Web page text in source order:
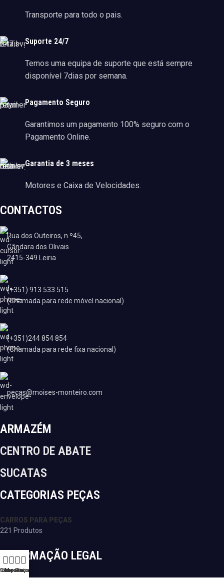
Transporte para todo o pais.
Suporte 24/7
Temos uma equipa de suporte que está sempre
disponível 7dias por semana.
Pagamento Seguro
Garantimos um pagamento 100% seguro com o
Pagamento Online.
Garantia de 3 meses
Motores e Caixa de Velocidades.
CONTACTOS
Rua dos Outeiros, n.º45,
Gândara dos Olivais
2415-349 Leiria
(+351) 913 533 515
(Chamada para rede móvel nacional)
(+351)244 854 854
(Chamada para rede fixa nacional)
pecas@moises-monteiro.com
ARMAZÉM
CENTRO DE ABATE
SUCATAS
CATEGORIAS PEÇAS
CARROS PARA PEÇAS
221 Produtos
INFORMAÇÃO LEGAL
Chaparia
Mecânica
Peças